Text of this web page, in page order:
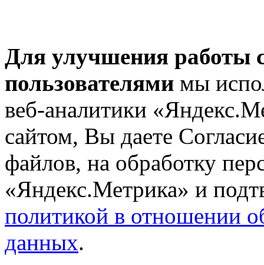
Для улучшения работы
пользователями мы
веб-аналитики
сайтом, Вы даете
файлов, на обработку
«Яндекс.Метрика» и
политикой в отношении
данных.